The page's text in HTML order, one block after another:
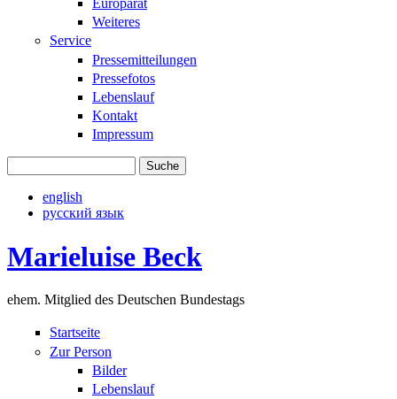
Europarat
Weiteres
Service
Pressemitteilungen
Pressefotos
Lebenslauf
Kontakt
Impressum
english
русский язык
Marieluise Beck
ehem. Mitglied des Deutschen Bundestags
Startseite
Zur Person
Bilder
Lebenslauf